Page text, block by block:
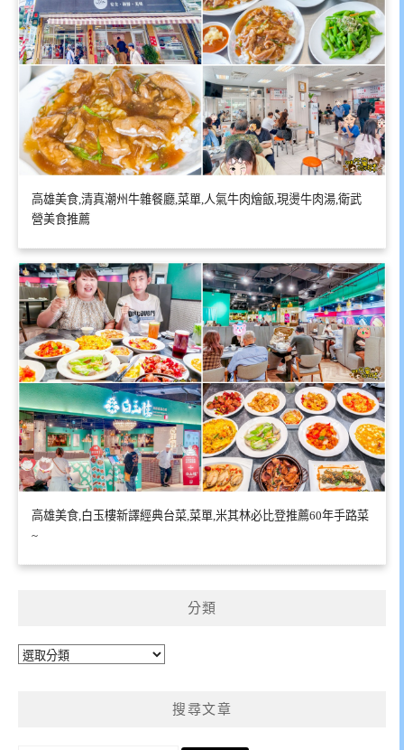
高雄美食,清真潮州牛雜餐廳,菜單,人氣牛肉燴飯,現燙牛肉湯,衛武
營美食推薦
高雄美食,白玉樓新譯經典台菜,菜單,米其林必比登推薦60年手路菜
~
分類
分
搜尋文章